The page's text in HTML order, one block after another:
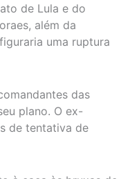
de Lula e do
além da
uma ruptura
das
plano. O ex-
de tentativa de